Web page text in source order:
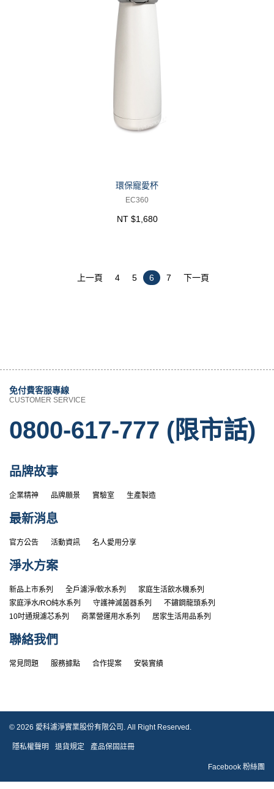
環保寵愛杯
EC360
NT $1,680
上一頁 4 5 6 7 下一頁
免付費客服專線
CUSTOMER SERVICE
0800-617-777 (限市話)
品牌故事
企業精神 品牌願景 實驗室 生產製造
最新消息
官方公告 活動資訊 名人愛用分享
淨水方案
新品上市系列 全戶濾淨/軟水系列
家庭生活飲水機系列
家庭淨水/RO純水系列
守護神滅菌器系列
不鏽鋼龍頭系列
10吋通規濾芯系列
商業營運用水系列 居家生活用品系列
聯絡我們
常見問題 服務據點 合作提案 安裝實績
© 2026 愛科濾淨實業股份有限公司. All Right Reserved.
隱私權聲明 退貨規定 產品保固註冊
Facebook 粉絲團